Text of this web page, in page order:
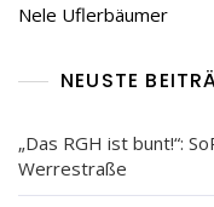
Nele Uflerbäumer
NEUSTE
„Das RGH ist bunt!“:
Werrestraße